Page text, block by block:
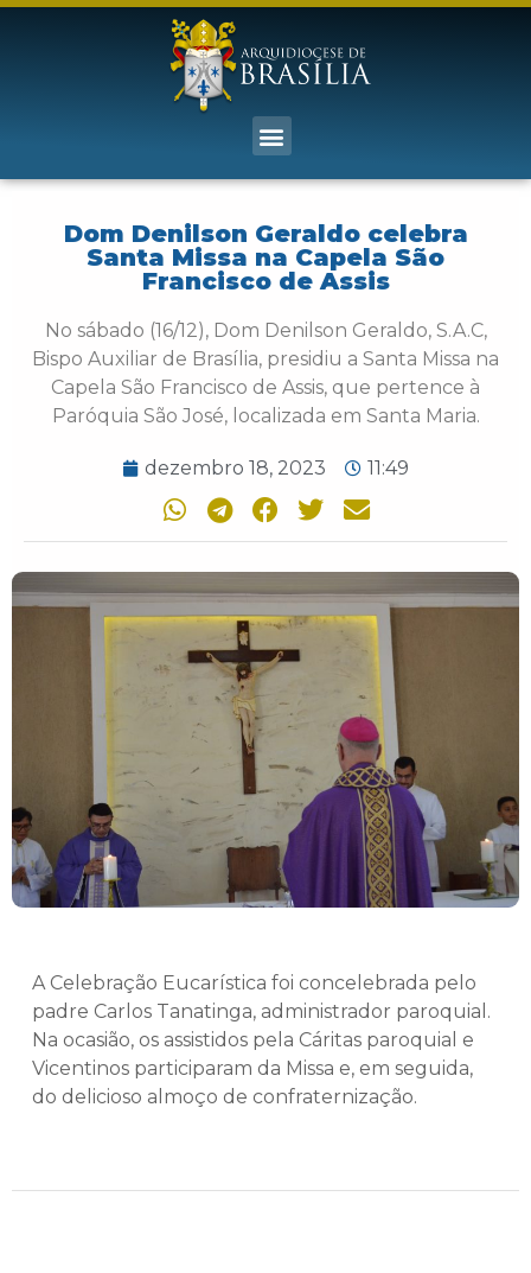
Dom Denilson Geraldo celebra
Santa Missa na Capela São
Francisco de Assis
No sábado (16/12), Dom Denilson Geraldo, S.A.C,
Bispo Auxiliar de Brasília, presidiu a Santa Missa na
Capela São Francisco de Assis, que pertence à
Paróquia São José, localizada em Santa Maria.
dezembro 18, 2023 11:49
A Celebração Eucarística foi concelebrada pelo
padre Carlos Tanatinga, administrador paroquial.
Na ocasião, os assistidos pela Cáritas paroquial e
Vicentinos participaram da Missa e, em seguida,
do delicioso almoço de confraternização.